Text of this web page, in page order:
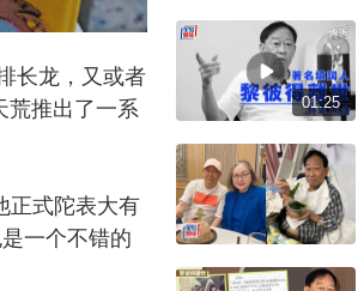
长龙，又或者
荒推出了一系
式陀表大有
一个不错的
01:25